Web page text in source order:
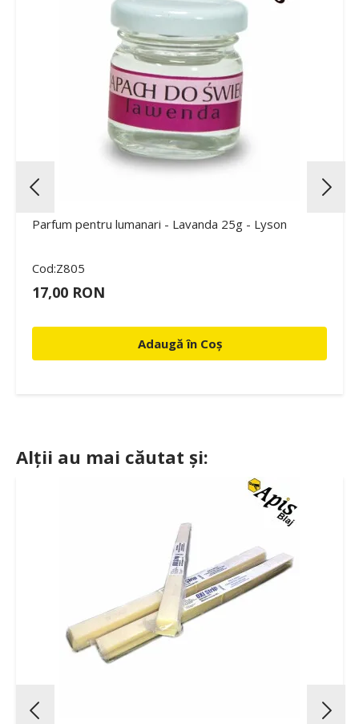
Parfum pentru lumanari - Lavanda 25g - Lyson
Cod:Z805
17,00 RON
Adaugă în Coș
Alții au mai căutat și: